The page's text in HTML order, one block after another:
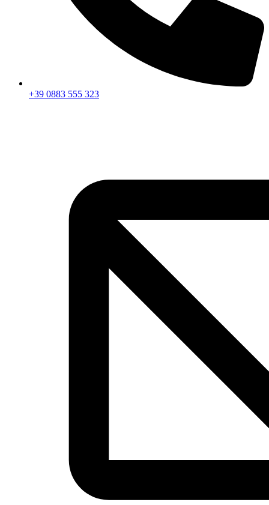
+39 0883 555 323